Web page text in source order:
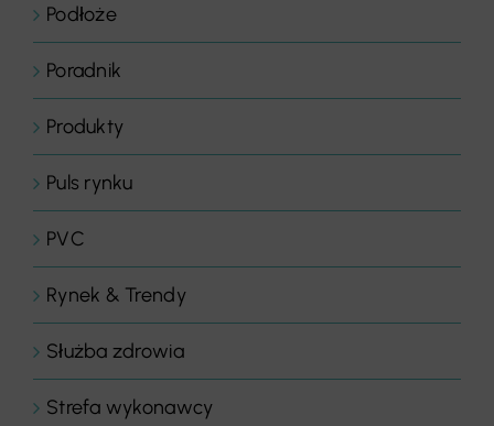
Podłoże
Poradnik
Produkty
Puls rynku
PVC
Rynek & Trendy
Służba zdrowia
Strefa wykonawcy